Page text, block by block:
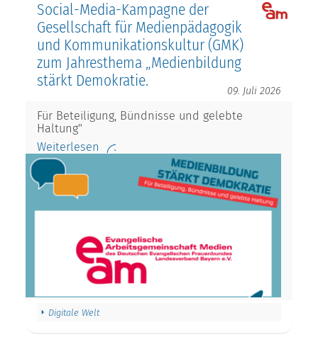
Social-Media-Kampagne der
Gesellschaft für Medienpädagogik
und Kommunikationskultur (GMK)
zum Jahresthema „Medienbildung
stärkt Demokratie.
09. Juli 2026
Für Beteiligung, Bündnisse und gelebte
Haltung"
Weiterlesen
Digitale Welt